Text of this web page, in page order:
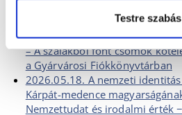
Testre szabás
2026.05.16. Makramé
– A szálakból font csomók
a Gyárvárosi Fiókkönyvtárban
2026.05.18. A nemzeti
Kárpát-medence
Nemzettudat és irodalmi érték